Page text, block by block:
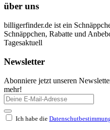
über uns
billigerfinder.de ist ein
Schnäppchen, Rabatte und
Tagesaktuell
Newsletter
Abonniere jetzt unseren
mehr!
Ich habe die